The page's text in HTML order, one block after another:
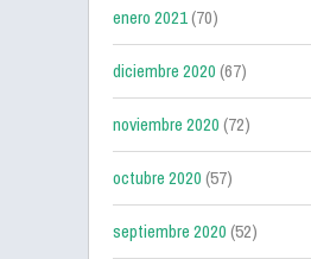
enero 2021(70)
diciembre 2020(67)
noviembre 2020(72)
octubre 2020(57)
septiembre 2020(52)